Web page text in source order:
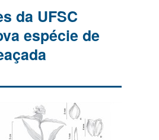
da UFSC
espécie de